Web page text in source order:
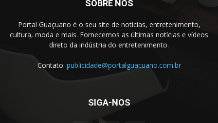
SOBRE NÓS
Portal Guaçuano é o seu site de notícias, entretenimento,
cultura, moda e mais. Fornecemos as últimas notícias e vídeos
direto da indústria do entretenimento.
Contato: publicidade@portalguacuano.com.br
SIGA-NOS